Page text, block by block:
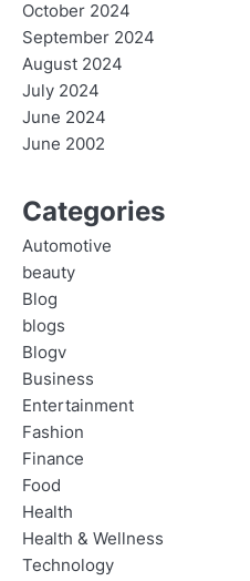
October 2024
September 2024
August 2024
July 2024
June 2024
June 2002
Categories
Automotive
beauty
Blog
blogs
Blogv
Business
Entertainment
Fashion
Finance
Food
Health
Health & Wellness
Technology